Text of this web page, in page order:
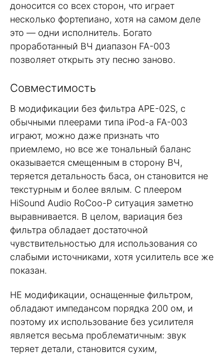
доносится со всех сторон, что играет
несколько фортепиано, хотя на самом деле
это — одни исполнитель. Богато
проработанный ВЧ диапазон FA-003
позволяет открыть эту песню заново.
Совместимость
В модификации без фильтра APE-02S, с
обычными плеерами типа iPod-а FA-003
играют, можно даже признать что
приемлемо, но все же тональный баланс
оказывается смещенным в сторону ВЧ,
теряется детальность баса, он становится не
текстурным и более вялым. С плеером
HiSound Audio RoCoo-P ситуация заметно
выравнивается. В целом, вариация без
фильтра обладает достаточной
чувствительностью для использования со
слабыми источниками, хотя усилитель все же
показан.
HE модификации, оснащенные фильтром,
обладают импедансом порядка 200 ом, и
поэтому их использование без усилителя
является весьма проблематичным: звук
теряет детали, становится сухим,